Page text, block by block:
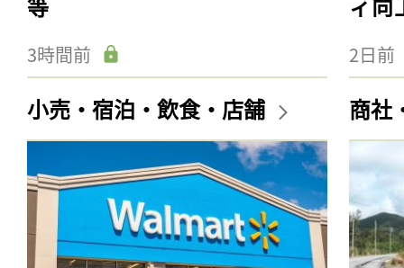
3時間前 2日前
小売・宿泊・飲食・店舗 商社